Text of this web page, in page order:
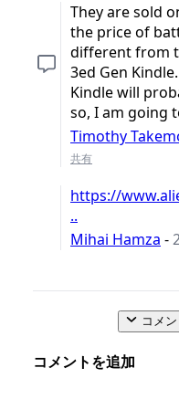
They are sold
the price of
different from
3ed Gen
Kindle will
so, I am going
Timothy
共有
https://
..
Mihai Hamza -
コメ
コメントを追加